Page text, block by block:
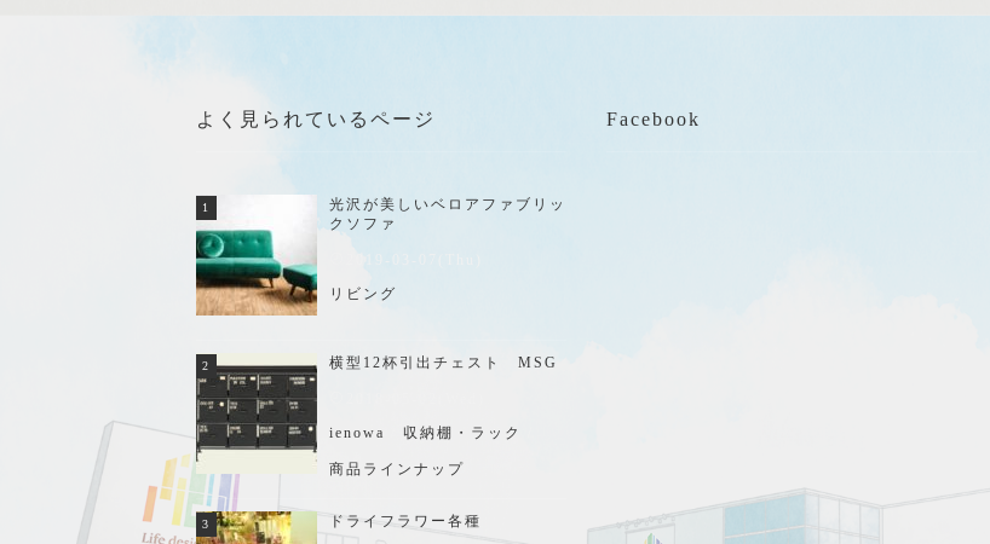
よく見られているページ
光沢が美しいベロアファブリッ
クソファ
リビング
横型12杯引出チェスト MSG
ienowa
収納棚・ラック
商品ラインナップ
ドライフラワー各種
Facebook